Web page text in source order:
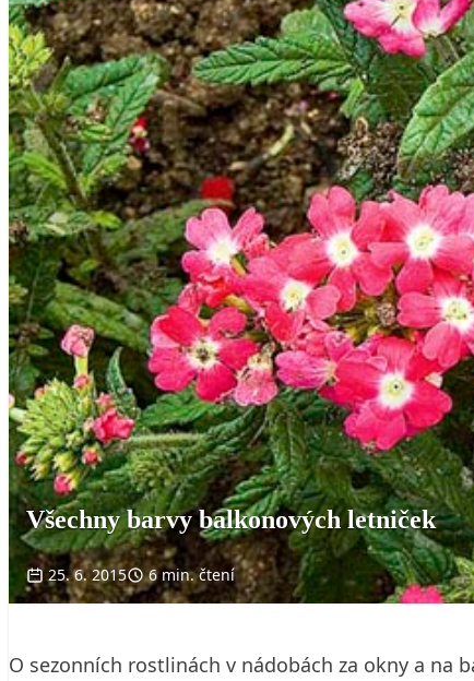
Všechny barvy balkonových letniček
25. 6. 2015 6 min. čtení
O sezonních rostlinách v nádobách za okny a na